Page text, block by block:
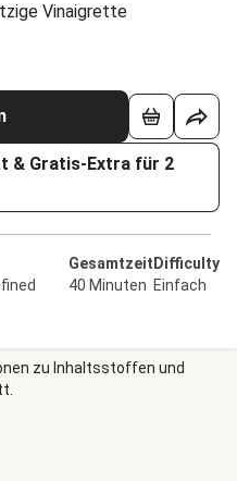
Vinaigrette
& Gratis-Extra für 2
Gesamtzeit
40 Minuten
Difficulty
Einfach
zu Inhaltsstoffen und